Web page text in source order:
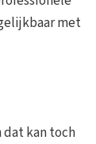
met
dat kan toch